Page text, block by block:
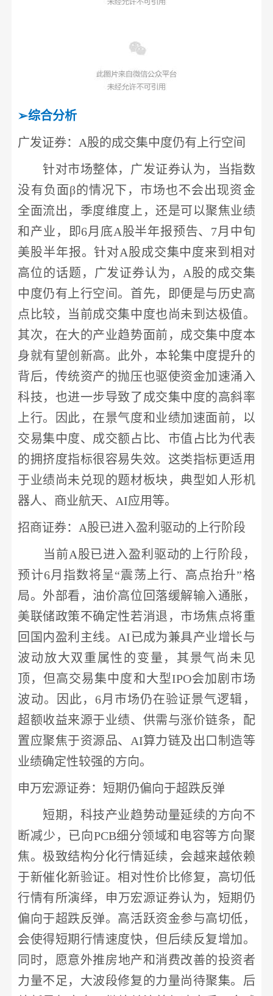
➢综合分析
广发证券： A股的成交集中度仍有上行空间
针对市场整体， 广发证券认为，当指数
没有负面β的情况下，市场也不会出现资金
全面流出，季度维度上，还是可以聚焦业绩
和产业，即6月底A股半年报预告、7月中旬
美股半年报。针对A股成交集中度来到相对
高位的话题，
广发证券认为， A股的成交集
中度仍有上行空间。首先，即便是与历史高
点比较，当前成交集中度也尚未到达极值。
其次，在大的产业趋势面前，成交集中度本
身就有望创新高。此外，本轮集中度提升的
背后，传统资产的抛压也驱使资金加速涌入
科技，也进一步导致了成交集中度的高斜率
上行。因此，在景气度和业绩加速面前，以
交易集中度、成交额占比、市值占比为代表
的拥挤度指标很容易失效。这类指标更适用
于业绩尚未兑现的题材板块，典型如人形机
器人、 商业航天、 AI应用等。
招商证券： A股已进入盈利驱动的上行阶段
当前A股已进入盈利驱动的上行阶段，
预计6月指数将呈“震荡上行、高点抬升”格
局。外部看，油价高位回落缓解输入通胀，
美联储政策不确定性若消退，市场焦点将重
回国内盈利主线。AI已成为兼具产业增长与
波动放大双重属性的变量，其景气尚未见
顶，但高交易集中度和大型IPO会加剧市场
波动。因此，6月市场仍在验证景气逻辑，
超额收益来源于业绩、供需与涨价链条，配
置应聚焦于资源品、AI算力链及出口制造等
业绩确定性较强的方向。
申万宏源证券：短期仍偏向于超跌反弹
短期，科技产业趋势动量延续的方向不
断减少，已向PCB细分领域和电容等方向聚
焦。极致结构分化行情延续，会越来越依赖
于新催化新验证。相对性价比修复，高切低
行情有所演绎， 申万宏源证券认为，短期仍
偏向于超跌反弹。高活跃资金参与高切低，
会使得短期行情速度快，但后续反复增加。
同时，愿意外推房地产和消费改善的投资者
力量不足，大波段修复的力量尚待聚集。后